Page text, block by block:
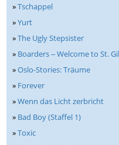
»Tschappel
»Yurt
»The Ugly Stepsister
» Boarders ‒ Welcome to St.
»Oslo-Stories: Träume
» Forever
»Wenn das Licht zerbricht
» Bad Boy (Staffel 1)
»Toxic